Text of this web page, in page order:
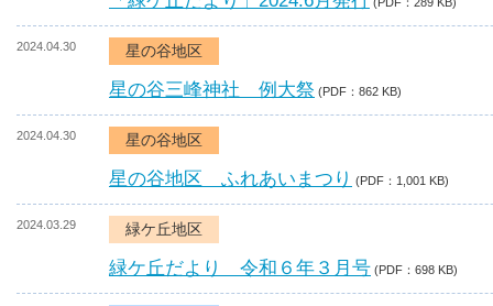
2024.04.30 星の谷地区
星の谷三峰神社 例大祭 (PDF：862 KB)
2024.04.30 星の谷地区
星の谷地区 ふれあいまつり (PDF：1,001 KB)
2024.03.29 緑ケ丘地区
緑ケ丘だより 令和６年３月号 (PDF：698 KB)